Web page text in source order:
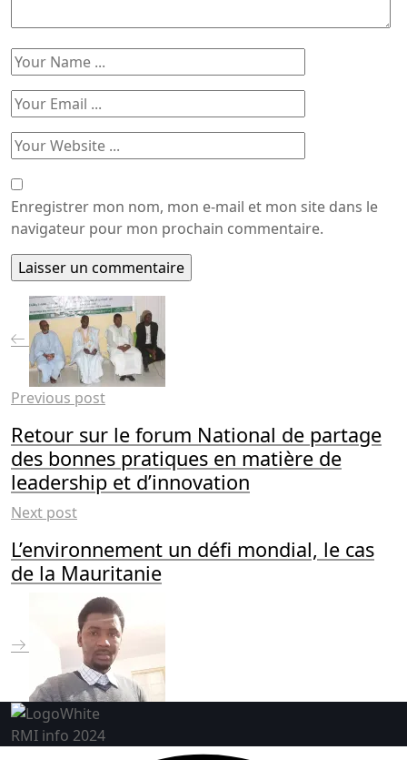
Enregistrer mon nom, mon e-mail et mon site dans le
navigateur pour mon prochain commentaire.
Previous post
Retour sur le forum National de partage
des bonnes pratiques en matière de
leadership et d’innovation
Next post
L’environnement un défi mondial, le cas
de la Mauritanie
RMI info 2024